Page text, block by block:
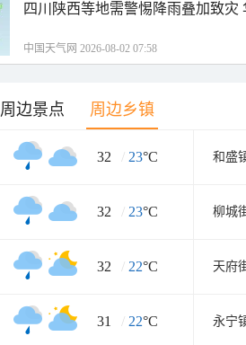
四川陕西等地需警惕降雨叠加致
中国天气网 2026-08-02 07:58
周边景点 周边乡镇
32 / 23°C 和盛
32 / 23°C 柳城
32 / 22°C 天府
31 / 22°C 永宁